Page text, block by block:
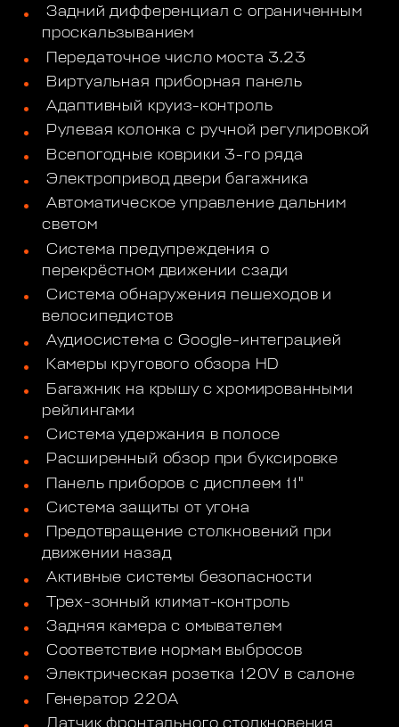
Задний дифференциал с ограниченным
проскальзыванием
Передаточное число моста 3.23
Виртуальная приборная панель
Адаптивный круиз-контроль
Рулевая колонка с ручной регулировкой
Всепогодные коврики 3-го ряда
Электропривод двери багажника
Автоматическое управление дальним
светом
Система предупреждения о
перекрёстном движении сзади
Система обнаружения пешеходов и
велосипедистов
Аудиосистема с Google-интеграцией
Камеры кругового обзора HD
Багажник на крышу с хромированными
рейлингами
Система удержания в полосе
Расширенный обзор при буксировке
Панель приборов с дисплеем 11"
Система защиты от угона
Предотвращение столкновений при
движении назад
Активные системы безопасности
Трех-зонный климат-контроль
Задняя камера с омывателем
Соответствие нормам выбросов
Электрическая розетка 120V в салоне
Генератор 220А
Датчик фронтального столкновения